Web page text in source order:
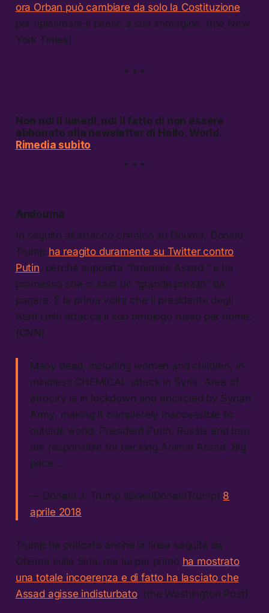
ora Orban può cambiare da solo la Costituzione
per riplasmare il paese a sua immagine. (the New
York Times)
* * *
Non odi il lunedì, odi il fatto di non essere
abbonato alla newsletter di Hello, World.
Rimedia subito.
* * *
Andouma
In seguito all’attacco chimico su Douma, Donald
Trump ha reagito duramente su Twitter contro
Putin , perché supporta “l’animale Assad,” e ha
promesso che ci sarà un “grande prezzo” da
pagare. È la prima volta che il presidente degli
Stati Uniti attacca il suo omologo russo per nome.
(CNN)
Many dead, including women and children, in
mindless CHEMICAL attack in Syria. Area of
atrocity is in lockdown and encircled by Syrian
Army, making it completely inaccessible to
outside world. President Putin, Russia and Iran
are responsible for backing Animal Assad. Big
price…
— Donald J. Trump (@realDonaldTrump) 8
aprile 2018
Trump ha criticato anche la linea seguita da
Obama sulla Siria, ma lui per primo ha mostrato
una totale incoerenza e di fatto ha lasciato che
Assad agisse indisturbato. (the Washington Post)